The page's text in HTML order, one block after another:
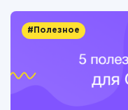
#Полезное